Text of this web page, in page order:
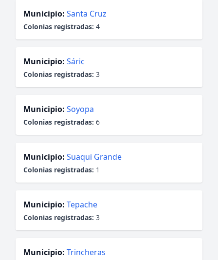
Municipio: Santa Cruz
Colonias registradas: 4
Municipio: Sáric
Colonias registradas: 3
Municipio: Soyopa
Colonias registradas: 6
Municipio: Suaqui Grande
Colonias registradas: 1
Municipio: Tepache
Colonias registradas: 3
Municipio: Trincheras